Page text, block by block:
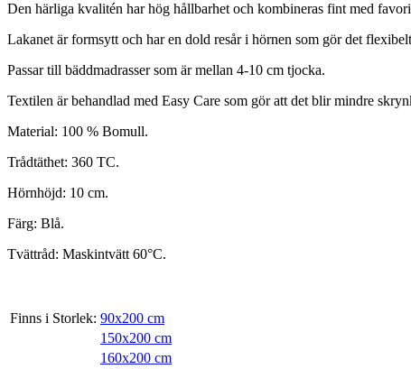
Den härliga kvalitén har hög hållbarhet och kombineras fint med
Lakanet är formsytt och har en dold resår i hörnen som gör det
Passar till bäddmadrasser som är mellan 4-10 cm tjocka.
Textilen är behandlad med Easy Care som gör att det blir mindre
Material: 100 % Bomull.
Trådtäthet: 360 TC.
Hörnhöjd: 10 cm.
Färg: Blå.
Tvättråd: Maskintvätt 60°C.
Finns i Storlek: 90x200 cm
150x200 cm
160x200 cm